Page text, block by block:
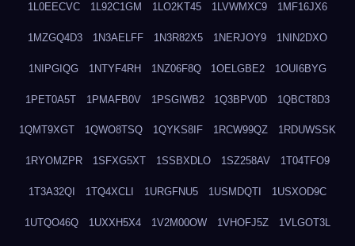
1L0EECVC 1L92C1GM 1LO2KT45 1LVWMXC9 1MF16JX6
1MZGQ4D3 1N3AELFF 1N3R82X5 1NERJOY9 1NIN2DXO
1NIPGIQG 1NTYF4RH 1NZ06F8Q 1OELGBE2 1OUI6BYG
1PET0A5T 1PMAFB0V 1PSGIWB2 1Q3BPV0D 1QBCT8D3
1QMT9XGT 1QWO8TSQ 1QYKS8IF 1RCW99QZ 1RDUWSSK
1RYOMZPR 1SFXG5XT 1SSBXDLO 1SZ258AV 1T04TFO9
1T3A32QI 1TQ4XCLI 1URGFNU5 1USMDQTI 1USXOD9C
1UTQO46Q 1UXXH5X4 1V2M00OW 1VHOFJ5Z 1VLGOT3L